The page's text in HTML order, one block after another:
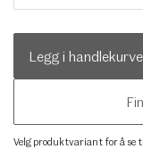
Legg i
Velg produktvariant for å se